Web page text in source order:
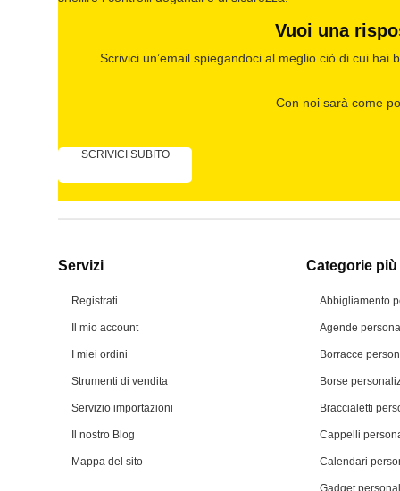
Vuoi una
Scrivici un’email spiegandoci al meglio ciò di cui hai
Con noi sarà come
SCRIVICI SUBITO
Servizi
Registrati
Il mio account
I miei ordini
Strumenti di vendita
Servizio importazioni
Il nostro Blog
Mappa del sito
Categorie
Abbigliamento
Agende
Borracce
Borse
Braccialetti
Cappelli
Calendari
Gadget